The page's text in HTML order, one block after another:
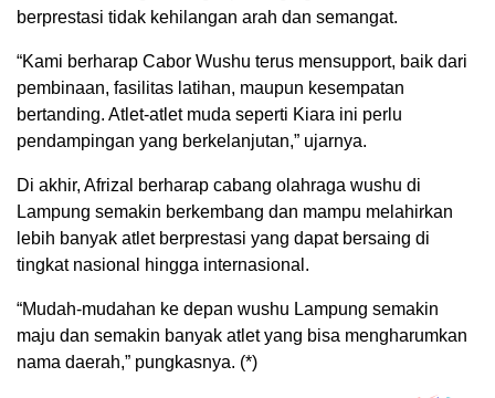
berprestasi tidak kehilangan arah dan semangat.
“Kami berharap Cabor Wushu terus mensupport, baik dari
pembinaan, fasilitas latihan, maupun kesempatan
bertanding. Atlet-atlet muda seperti Kiara ini perlu
pendampingan yang berkelanjutan,” ujarnya.
Di akhir, Afrizal berharap cabang olahraga wushu di
Lampung semakin berkembang dan mampu melahirkan
lebih banyak atlet berprestasi yang dapat bersaing di
tingkat nasional hingga internasional.
“Mudah-mudahan ke depan wushu Lampung semakin
maju dan semakin banyak atlet yang bisa mengharumkan
nama daerah,” pungkasnya. (*)